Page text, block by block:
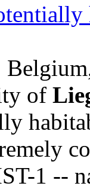
of
1 --